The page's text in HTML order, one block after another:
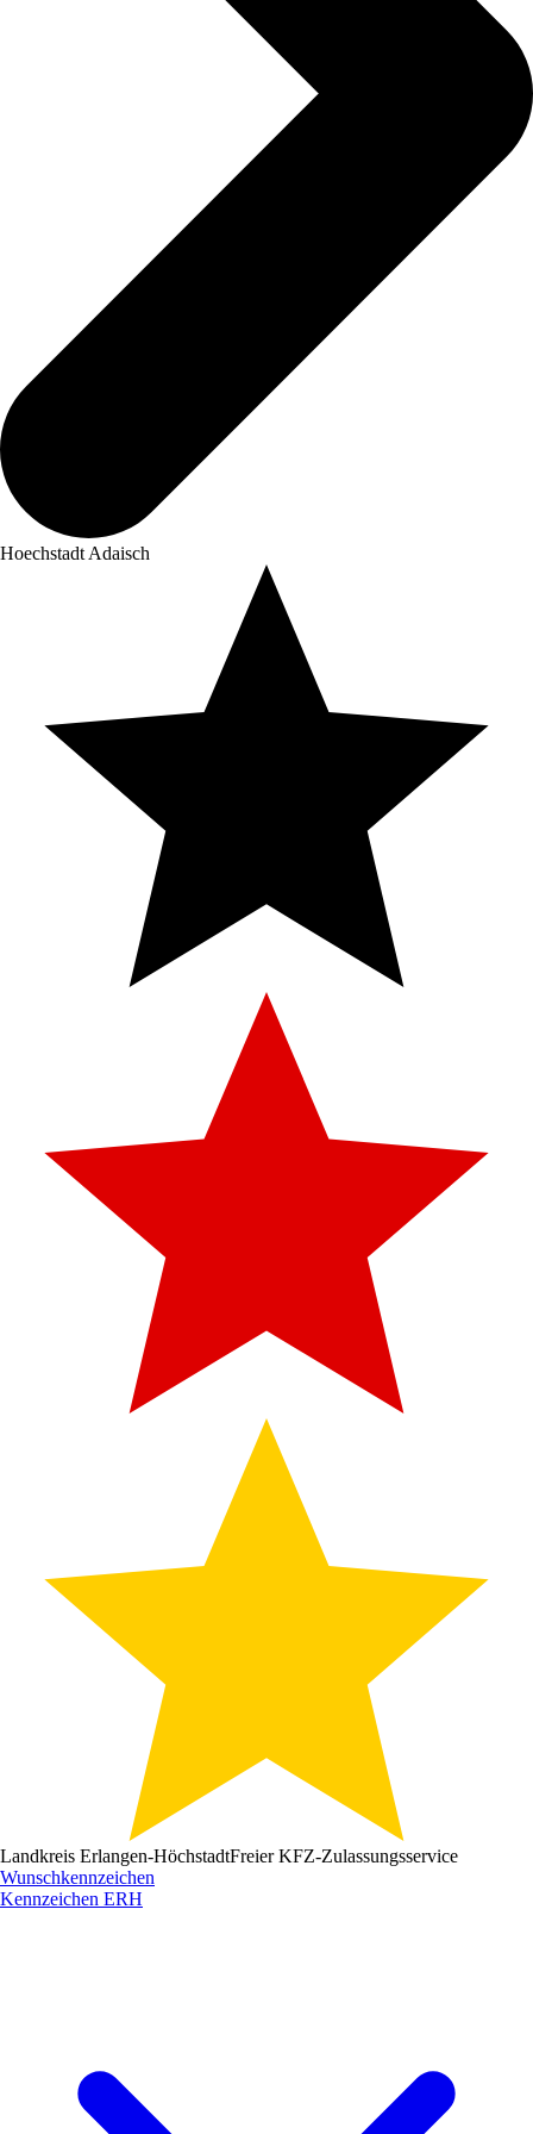
Hoechstadt Adaisch
Landkreis Erlangen-HöchstadtFreier KFZ-Zulassungsservice
Wunschkennzeichen
Kennzeichen ERH